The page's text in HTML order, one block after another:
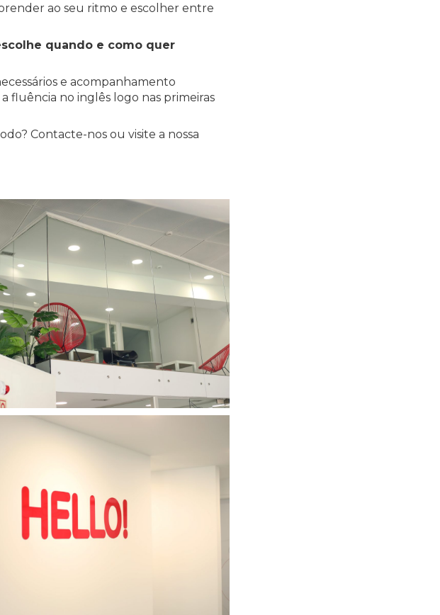
ao seu ritmo e escolher entre
quando e como quer
e acompanhamento
fluência no inglês logo nas primeiras
Contacte-nos ou visite a nossa